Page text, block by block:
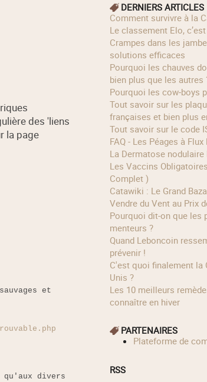
des 'liens
la page
et
divers
DERNIERS ARTICLES
Comment survivre à la
Le classement Elo,
Crampes dans les jambes : principales causes et
solutions efficaces
Pourquoi les chauves doivent se méfier du soleil
bien plus que les autres
Pourquoi les cow‑boys
Tout savoir sur les plaques d'immatriculation
françaises et bien plus
Tout savoir sur le code
FAQ - Les Péages à
La Dermatose
Les Vaccins Obligatoires en France ( le Guide
Complet )
Catawiki : Le Grand Bazar de l’Imposture ou l'Art de
Vendre du Vent au Prix
Pourquoi dit-on que les politiques sont tous des
menteurs ?
Quand Leboncoin ressemble à Tinder… mais sans
prévenir !
C'est quoi finalement la Cour Suprême des Etats-
Unis ?
Les 10 meilleurs remèdes de grand-mère qu'il faut
connaître en hiver
PARTENAIRES
Plateforme de
RSS